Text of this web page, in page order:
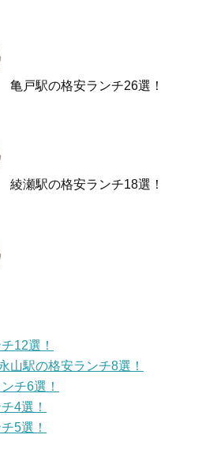
亀戸駅の格安ランチ26選！
綾瀬駅の格安ランチ18選！
12選！
山駅の格安ランチ8選！
チ6選！
4選！
5選！